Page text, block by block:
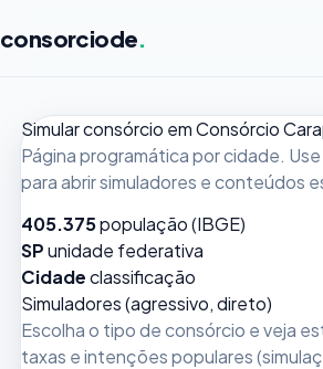
consorciode.
Simular consórcio em Consórcio
Página programática por cidade.
para abrir simuladores e conteúdos
405.375população (IBGE)
SPunidade federativa
Cidadeclassificação
Simuladores (agressivo, direto)
Escolha o tipo de consórcio e veja
taxas e intenções populares